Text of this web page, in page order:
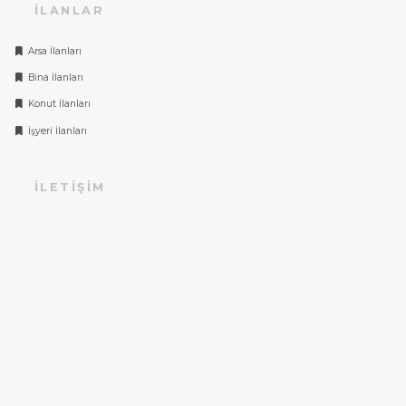
İLANLAR
Arsa İlanları
Bina İlanları
Konut İlanları
İşyeri İlanları
İLETIŞIM